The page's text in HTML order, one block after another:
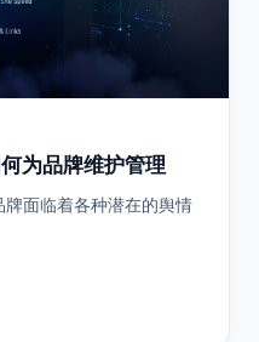
为品牌维护管理
面临着各种潜在的舆情